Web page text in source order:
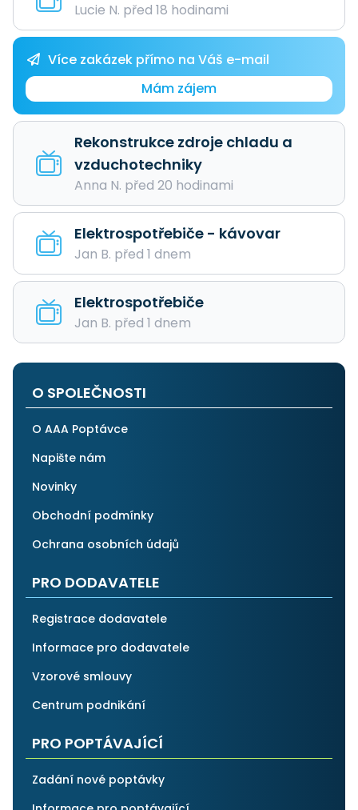
Lucie N. před 18 hodinami
Více zakázek přímo na Váš e-mail
Mám zájem
Rekonstrukce zdroje chladu a
vzduchotechniky
Anna N. před 20 hodinami
Elektrospotřebiče - kávovar
Jan B. před 1 dnem
Elektrospotřebiče
Jan B. před 1 dnem
O SPOLEČNOSTI
O AAA Poptávce
Napište nám
Novinky
Obchodní podmínky
Ochrana osobních údajů
PRO DODAVATELE
Registrace dodavatele
Informace pro dodavatele
Vzorové smlouvy
Centrum podnikání
PRO POPTÁVAJÍCÍ
Zadání nové poptávky